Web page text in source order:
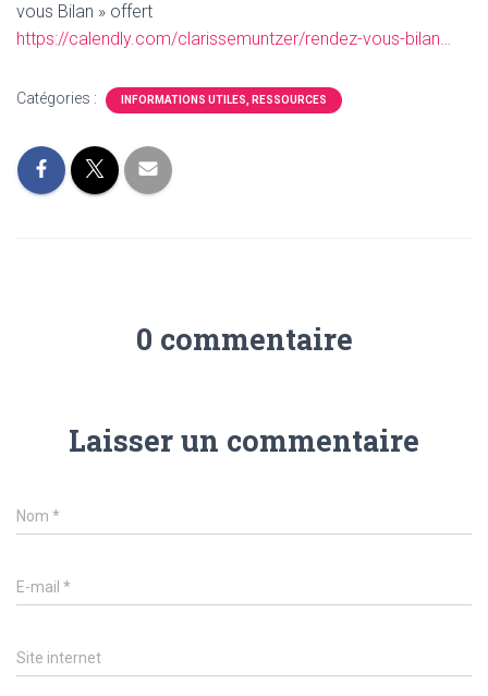
vous Bilan » offert
https://calendly.com/clarissemuntzer/rendez-vous-bilan…
Catégories : INFORMATIONS UTILES, RESSOURCES
0 commentaire
Laisser un commentaire
Nom *
E-mail *
Site internet